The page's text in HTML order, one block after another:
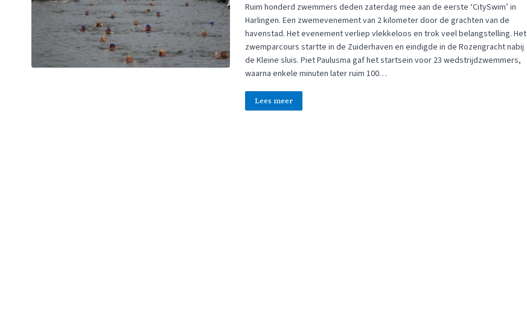
Ruim honderd zwemmers deden zaterdag mee aan de eerste ‘CitySwim’ in
Harlingen. Een zwemevenement van 2 kilometer door de grachten van de
havenstad. Het evenement verliep vlekkeloos en trok veel belangstelling. Het
zwemparcours startte in de Zuiderhaven en eindigde in de Rozengracht nabij
de Kleine sluis. Piet Paulusma gaf het startsein voor 23 wedstrijdzwemmers,
waarna enkele minuten later ruim 100…
Lees meer